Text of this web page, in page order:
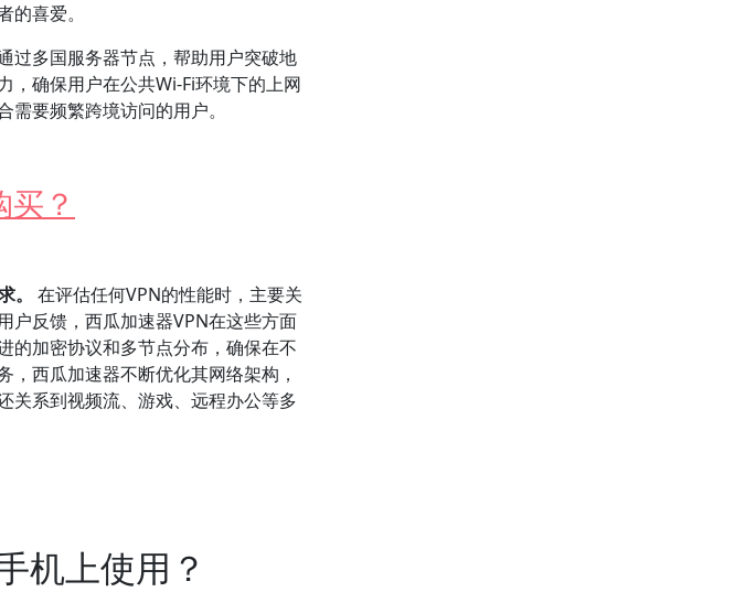
喜爱。
过多国服务器节点，帮助用户突破地
，确保用户在公共Wi-Fi环境下的上网
要频繁跨境访问的用户。
？
。
在评估任何VPN的性能时，主要关
户反馈，西瓜加速器VPN在这些方面
的加密协议和多节点分布，确保在不
西瓜加速器不断优化其网络架构，
关系到视频流、游戏、远程办公等多
机上使用？